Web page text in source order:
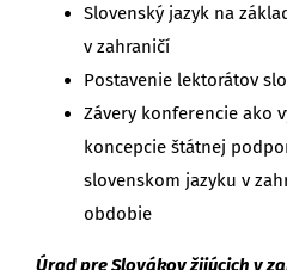
Slovenský jazyk na
v zahraničí
Postavenie lektorátov
Závery konferencie ako
koncepcie štátnej
slovenskom jazyku v
obdobie
Úrad pre Slovákov žijúcich v